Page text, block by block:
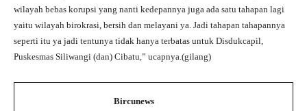
wilayah bebas korupsi yang nanti kedepannya juga ada satu tahapan lagi
yaitu wilayah birokrasi, bersih dan melayani ya. Jadi tahapan tahapannya
seperti itu ya jadi tentunya tidak hanya terbatas untuk Disdukcapil,
Puskesmas Siliwangi (dan) Cibatu,” ucapnya.(gilang)
Bircunews